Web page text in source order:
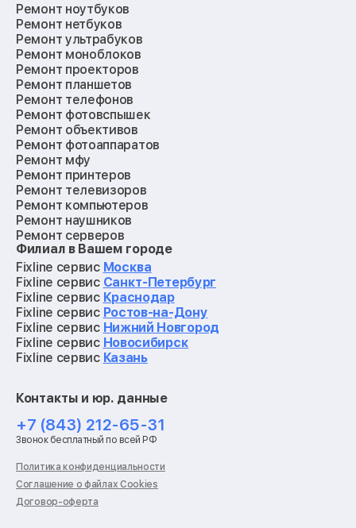
Ремонт ноутбуков
Ремонт нетбуков
Ремонт ультрабуков
Ремонт моноблоков
Ремонт проекторов
Ремонт планшетов
Ремонт телефонов
Ремонт фотовспышек
Ремонт объективов
Ремонт фотоаппаратов
Ремонт мфу
Ремонт принтеров
Ремонт телевизоров
Ремонт компьютеров
Ремонт наушников
Ремонт серверов
Ремонт мониторов
Ремонт квадрокоптеров
Ремонт электросамокатов
Ремонт материнских плат
Ремонт видеокарт
Ремонт кофемашин
Ремонт vr систем
Ремонт игровых приставок
Ремонт роботов-пылесосов
Ремонт холодильников
Ремонт стиральных машин
Ремонт пылесосов
Ремонт варочных панелей
Ремонт духовых шкафов
Ремонт кондиционеров
Ремонт кухонных комбайнов
Филиал в Вашем городе
Fixline сервис Москва
Fixline сервис Санкт-Петербург
Fixline сервис Краснодар
Fixline сервис Ростов-на-Дону
Fixline сервис Нижний Новгород
Fixline сервис Новосибирск
Fixline сервис Казань
Контакты и юр. данные
+7 (843) 212-65-31
Звонок бесплатный по всей РФ
Политика конфиденциальности
Соглашение о файлах Cookies
Договор-оферта